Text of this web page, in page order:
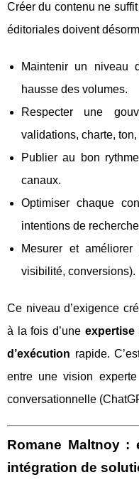
Créer du contenu ne
éditoriales doivent
Maintenir un niveau
hausse des volumes.
Respecter une
validations, charte,
Publier au bon
canaux.
Optimiser chaque
intentions de
Mesurer et améliorer
visibilité, conversions).
Ce niveau d’exigence
à la fois d’une expertise
d’exécution rapide.
entre une vision
conversationnelle
Romane Maltnoy :
intégration de